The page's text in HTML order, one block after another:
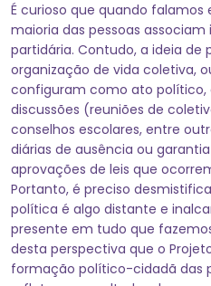
É curioso que quando
maioria das pessoas
partidária. Contudo, a ideia de
organização de vida coletiva,
configuram como ato político,
discussões (reuniões de
conselhos escolares, entre
diárias de ausência ou
aprovações de leis que
Portanto, é preciso
política é algo distante e
presente em tudo que
desta perspectiva que o
formação político-cidadã das